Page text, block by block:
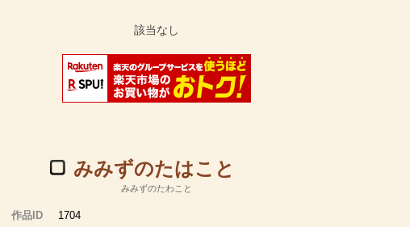
みみずのたはこと
みみずのたわこと
作品ID
1704